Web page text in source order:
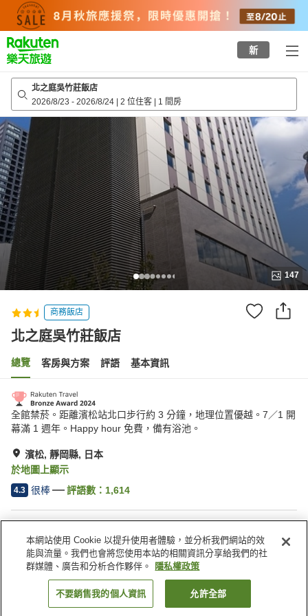
top
page
新
北之庭吳竹莊飯店
2026/8/23 - 2026/8/24 | 2 位住客 | 1 間房
147
商務飯店
北之庭吳竹莊飯店
總覽 客房與方案 評語 基本資訊
全館禁菸。距離濱松站北口步行約 3 分鐘，地理位置優越。7／1 開
幕滿 1 週年。Happy hour 免費，備有浴池。
濱松, 靜岡縣, 日本
於地圖上顯示
4.3 很棒 評語數： 1,614
停車場
Spa／美容沙龍
餐廳
自動販賣機
日本 靜岡縣 濱松 北之庭吳竹莊飯店
找客房
本網站使用 Cookie 以提升使用者體驗，並分析我們網站的效
能與流量。我們也會將您使用本站的相關資訊分享給我們的社
群媒體、廣告和分析合作夥伴。
隱私權政策
不要銷售我的個人資訊 允許全部